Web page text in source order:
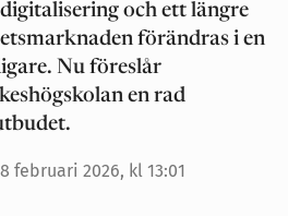
och ett längre
förändras i en
Nu föreslår
en rad
februari 2026, kl 13:01